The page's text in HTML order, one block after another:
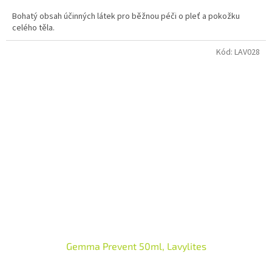
Bohatý obsah účinných látek pro běžnou péči o pleť a pokožku
celého těla.
Gemma Prevent 50ml, Lavylites
Kód: LAV028